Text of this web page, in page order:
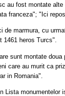
au fost montate
franceza"; "Ici
marmura, cu
1461 heros Turcs".
sunt montate
care au murit ca
in Romania".